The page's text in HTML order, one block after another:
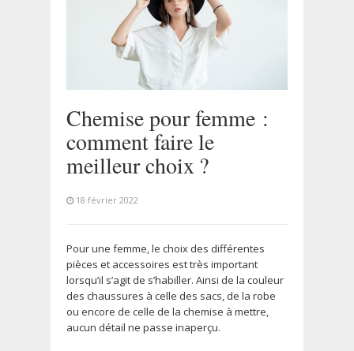
Chemise pour femme :
comment faire le
meilleur choix ?
18 février 2022
Pour une femme, le choix des différentes
pièces et accessoires est très important
lorsqu’il s’agit de s’habiller. Ainsi de la couleur
des chaussures à celle des sacs, de la robe
ou encore de celle de la chemise à mettre,
aucun détail ne passe inaperçu.